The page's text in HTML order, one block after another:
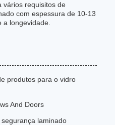
vários requisitos de
com espessura de 10-13
longevidade.
produtos para o vidro
And Doors
laminado